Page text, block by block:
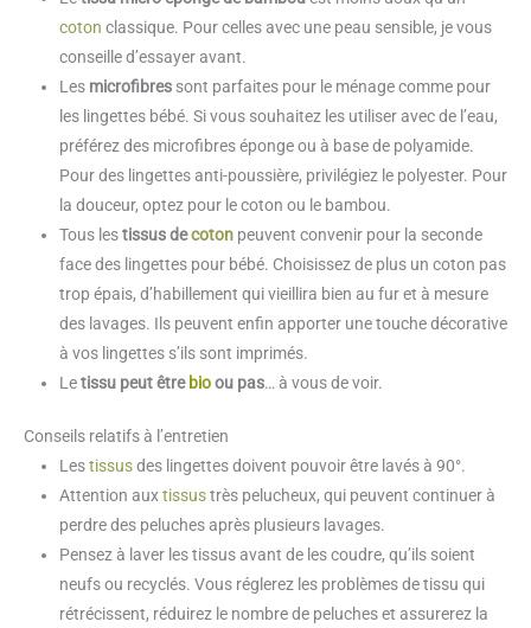
coton classique. Pour celles avec une peau sensible, je vous
conseille d’essayer avant.
Les microfibres sont parfaites pour le ménage comme pour
les lingettes bébé. Si vous souhaitez les utiliser avec de l’eau,
préférez des microfibres éponge ou à base de polyamide.
Pour des lingettes anti-poussière, privilégiez le polyester. Pour
la douceur, optez pour le coton ou le bambou.
Tous lestissus decoton peuvent convenir pour la seconde
face des lingettes pour bébé. Choisissez de plus un coton pas
trop épais, d’habillement qui vieillira bien au fur et à mesure
des lavages. Ils peuvent enfin apporter une touche décorative
à vos lingettes s’ils sont imprimés.
Letissu peut être bioou pas… à vous de voir.
Conseils relatifs à l’entretien
Lestissusdes lingettes doivent pouvoir être lavés à 90°.
Attention auxtissustrès pelucheux, qui peuvent continuer à
perdre des peluches après plusieurs lavages.
Pensez à laver les tissus avant de les coudre, qu’ils soient
neufs ou recyclés. Vous réglerez les problèmes de tissu qui
rétrécissent, réduirez le nombre de peluches et assurerez la